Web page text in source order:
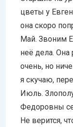
цветы у
она скоро
Май. Звоним
неё дела. Она
очень, но
я скучаю,
Июль.
Федоровны
Не верится,